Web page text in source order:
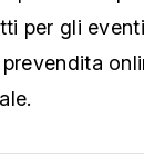
per gli